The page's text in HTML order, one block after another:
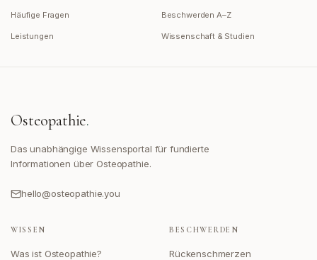
Häufige Fragen Beschwerden A–Z
Leistungen Wissenschaft & Studien
Osteopathie.
Das unabhängige Wissensportal für fundierte
Informationen über Osteopathie.
hello@osteopathie.you
WISSEN
Was ist Osteopathie?
BESCHWERDEN
Rückenschmerzen